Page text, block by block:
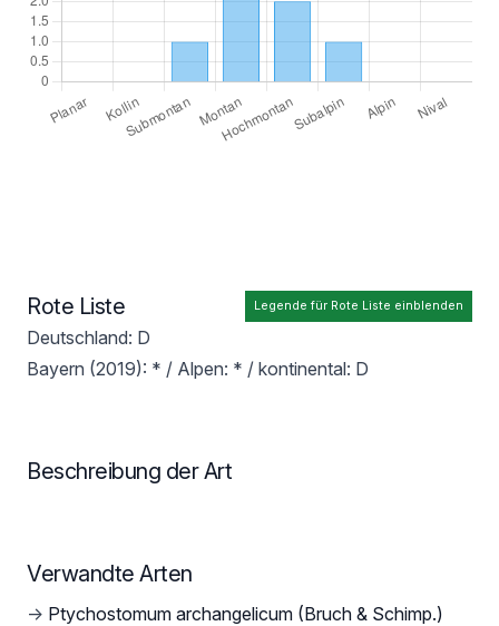
Legende für Rote Liste einblenden
Rote Liste
Deutschland: D
Bayern (2019): * / Alpen: * / kontinental: D
Beschreibung der Art
Verwandte Arten
→ Ptychostomum archangelicum (Bruch & Schimp.)